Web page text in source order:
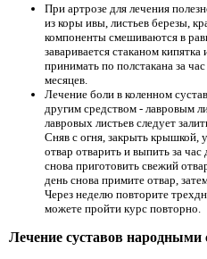
При артрозе для лечения
из коры ивы, листьев березы,
компоненты смешиваются в
заваривается стаканом
принимать по полстакана за
месяцев.
Лечение боли в коленном
другим средством - лавровым
лавровых листьев следует
Сняв с огня, закрыть крышкой,
отвар отварить и выпить за
снова приготовить свежий
день снова примите отвар,
Через неделю повторите
можете пройти курс повторно.
Лечение суставов народными